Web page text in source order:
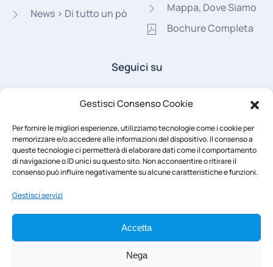
Gestisci Consenso Cookie
Per fornire le migliori esperienze, utilizziamo tecnologie come i cookie per
memorizzare e/o accedere alle informazioni del dispositivo. Il consenso a
queste tecnologie ci permetterà di elaborare dati come il comportamento
di navigazione o ID unici su questo sito. Non acconsentire o ritirare il
consenso può influire negativamente su alcune caratteristiche e funzioni.
Gestisci servizi
Accetta
Nega
News > Di tutto un pò
Mappa, Dove Siamo
Bochure Completa
Seguici su
Area Riservata